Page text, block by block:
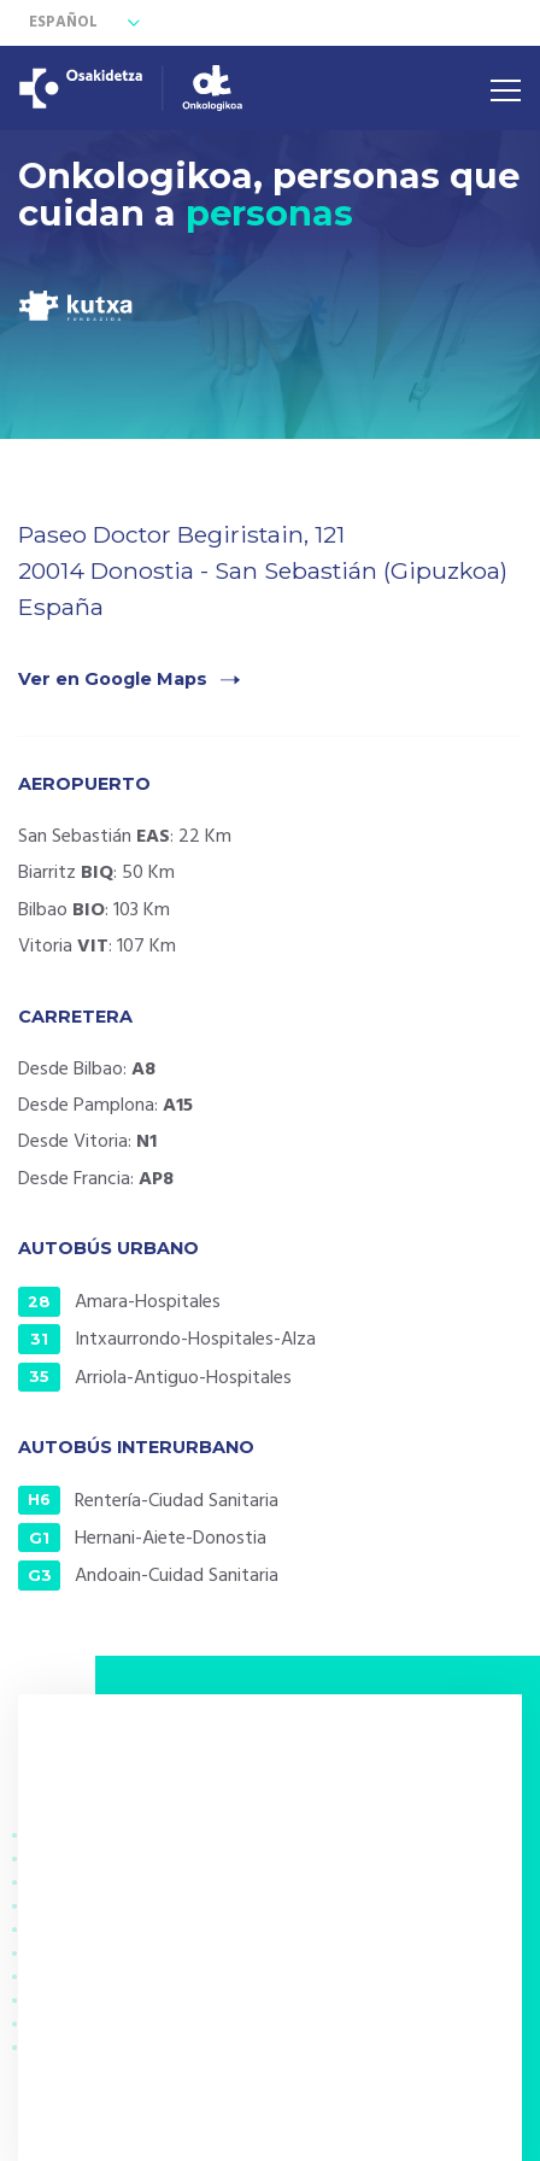
ESPAÑOL
Onkologikoa, personas que
cuidan a personas
Paseo Doctor Begiristain, 121
20014 Donostia - San Sebastián (Gipuzkoa)
España
Ver en Google Maps
AEROPUERTO
San Sebastián EAS: 22 Km
Biarritz BIQ: 50 Km
Bilbao BIO: 103 Km
VitoriaVIT: 107 Km
CARRETERA
Desde Bilbao:A8
Desde Pamplona:A15
Desde Vitoria: N1
Desde Francia:AP8
AUTOBÚS URBANO
28 Amara-Hospitales
31 Intxaurrondo-Hospitales-Alza
35 Arriola-Antiguo-Hospitales
AUTOBÚS INTERURBANO
H6 Rentería-Ciudad Sanitaria
G1 Hernani-Aiete-Donostia
G3 Andoain-Cuidad Sanitaria